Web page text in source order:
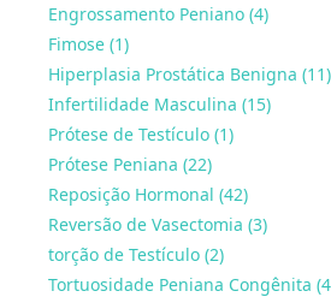
Engrossamento Peniano (4)
Fimose (1)
Hiperplasia Prostática Benigna (11)
Infertilidade Masculina (15)
Prótese de Testículo (1)
Prótese Peniana (22)
Reposição Hormonal (42)
Reversão de Vasectomia (3)
torção de Testículo (2)
Tortuosidade Peniana Congênita